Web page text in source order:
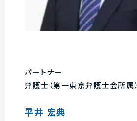
パートナー
弁護士（第一東京弁護士会所属）
平井 宏典